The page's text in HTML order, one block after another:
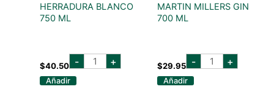
HERRADURA BLANCO
750 ML
$40.50 - herradura
blanco+
Añadir
MARTIN MILLERS GIN
700 ML
$29.95 - martin
millers+
Añadir